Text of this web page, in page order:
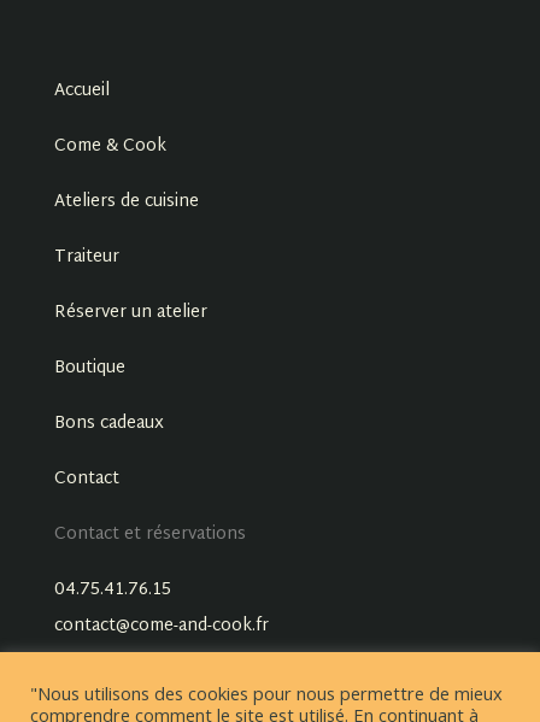
Accueil
Come & Cook
Ateliers de cuisine
Traiteur
Réserver un atelier
Boutique
Bons cadeaux
Contact
Contact et réservations
04.75.41.76.15
contact@come-and-cook.fr
"Nous utilisons des cookies pour nous permettre de mieux
comprendre comment le site est utilisé. En continuant à